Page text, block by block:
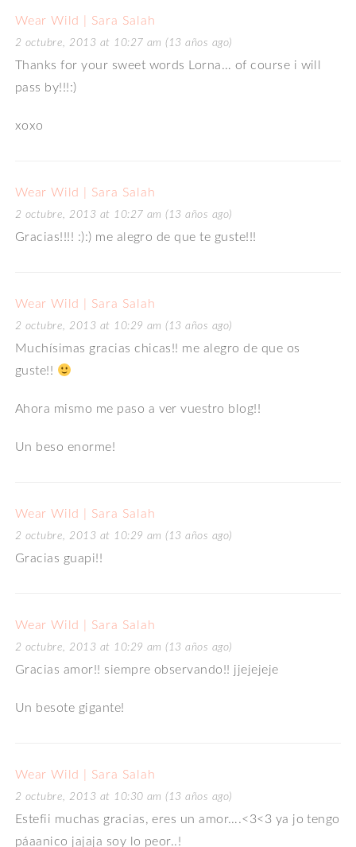
Wear Wild | Sara Salah
2 octubre, 2013 at 10:27 am (13 años ago)
Thanks for your sweet words Lorna… of course i will
pass by!!!:)
xoxo
Wear Wild | Sara Salah
2 octubre, 2013 at 10:27 am (13 años ago)
Gracias!!!! :):) me alegro de que te guste!!!
Wear Wild | Sara Salah
2 octubre, 2013 at 10:29 am (13 años ago)
Muchísimas gracias chicas!! me alegro de que os
guste!!
Ahora mismo me paso a ver vuestro blog!!
Un beso enorme!
Wear Wild | Sara Salah
2 octubre, 2013 at 10:29 am (13 años ago)
Gracias guapi!!
Wear Wild | Sara Salah
2 octubre, 2013 at 10:29 am (13 años ago)
Gracias amor!! siempre observando!! jjejejeje
Un besote gigante!
Wear Wild | Sara Salah
2 octubre, 2013 at 10:30 am (13 años ago)
Estefii muchas gracias, eres un amor….<3<3 ya jo tengo
páaanico jajaja soy lo peor..!